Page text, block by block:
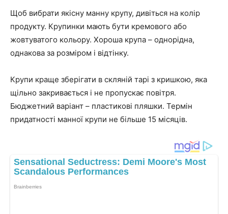
Щоб вибрати якісну манну крупу, дивіться на колір
продукту. Крупинки мають бути кремового або
жовтуватого кольору. Хороша крупа – однорідна,
однакова за розміром і відтінку.
Крупи краще зберігати в скляній тарі з кришкою, яка
щільно закривається і не пропускає повітря.
Бюджетний варіант – пластикові пляшки. Термін
придатності манної крупи не більше 15 місяців.